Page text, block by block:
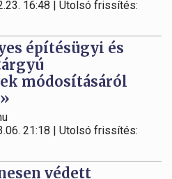
16:48 | Utolsó frissítés:
építésügyi és
módosításáról
21:18 | Utolsó frissítés:
védett